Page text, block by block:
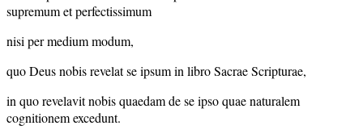
supremum et perfectissimum
nisi per medium modum,
quo Deus nobis revelat se ipsum in libro Sacrae Scripturae,
in quo revelavit nobis quaedam de se ipso quae naturalem
cognitionem excedunt.